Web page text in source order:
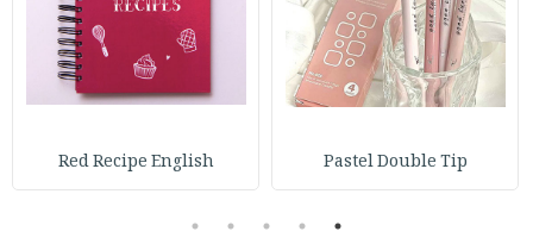
Pastel Double Tip
Red Recipe English
1
2
3
4
5